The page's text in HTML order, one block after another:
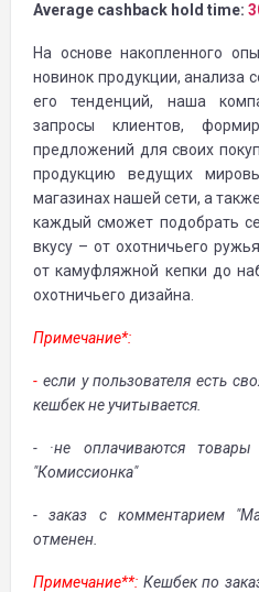
Average cashback hold time:
На основе накопленного
новинок продукции, анализа
его тенденций, наша
запросы клиентов,
предложений для своих
продукцию ведущих
магазинах нашей сети, а
каждый сможет подобрать
вкусу – от охотничьего
от камуфляжной кепки до
охотничьего дизайна.
Примечание*:
- если у пользователя есть
кешбек не учитывается.
- ·не оплачиваются
"Комиссионка"
- заказ с комментарием
отменен.
Примечание**: Кешбек по